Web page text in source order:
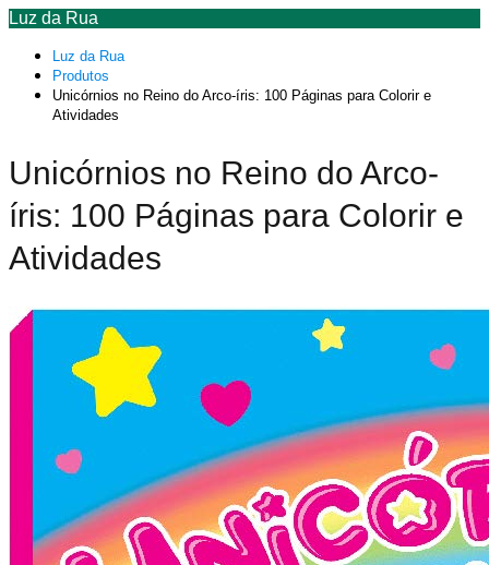
Luz da Rua
Luz da Rua
Produtos
Unicórnios no Reino do Arco-íris: 100 Páginas para Colorir e
Atividades
Unicórnios no Reino do Arco-
íris: 100 Páginas para Colorir e
Atividades